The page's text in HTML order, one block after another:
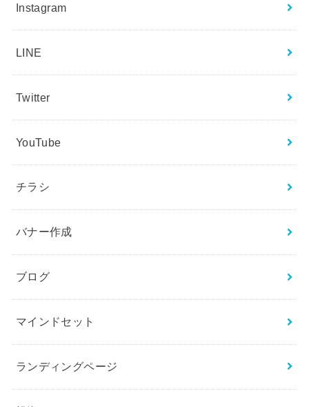
Instagram
LINE
Twitter
YouTube
チラシ
バナー作成
ブログ
マインドセット
ランディングページ